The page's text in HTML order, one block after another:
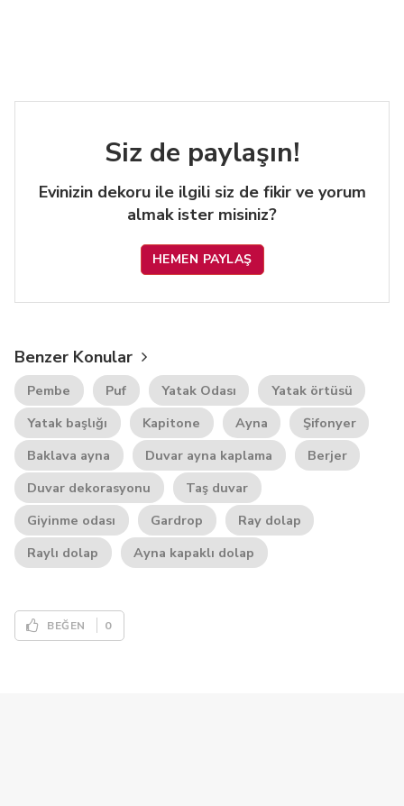
Siz de paylaşın!
Evinizin dekoru ile ilgili siz de fikir ve yorum
almak ister misiniz?
HEMEN PAYLAŞ
Benzer Konular
Pembe Puf Yatak Odası
Yatak örtüsü
Yatak başlığı
Kapitone Ayna
Şifonyer
Baklava ayna
Duvar ayna kaplama
Berjer
Duvar dekorasyonu
Taş duvar
Giyinme odası
Gardrop
Ray dolap
Raylı dolap
Ayna kapaklı dolap
BEĞEN 0